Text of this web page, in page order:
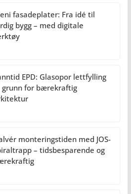
fasadeplater: Fra idé til
bygg – med digitale
EPD: Glasopor lettfylling
for bærekraftig
monteringstiden med JOS-
– tidsbesparende og